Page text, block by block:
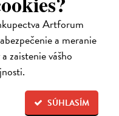
Artforum
a meranie
zaistenie vášho
SÚHLASÍM
ešte počas
b...